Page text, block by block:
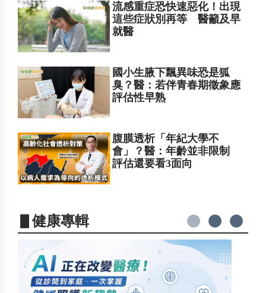
流感重症恐快速惡化！出現
這些症狀別再等 醫籲及早
就醫
國小生腋下飄異味恐是狐
臭？醫：若伴青春期徵象應
評估性早熟
腹膜透析「年紀大學不
會」？醫：年齡並非限制
評估還要看3面向
▋健康專輯